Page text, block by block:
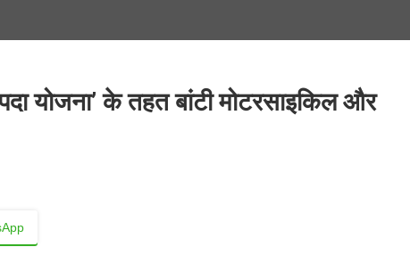
योजना’ के तहत बांटी मोटरसाइकिल और